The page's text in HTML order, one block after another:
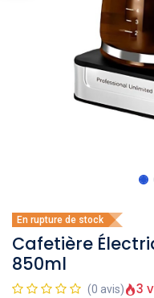
En rupture de stock
Cafetière
850ml
(0 avis) 3